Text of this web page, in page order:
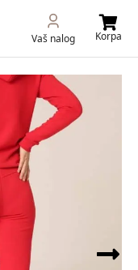
Vaš nalog Korpa